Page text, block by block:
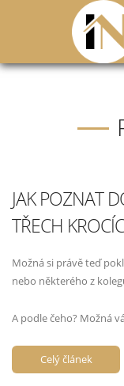
JAK POZNAT
TŘECH
Možná si právě teď
nebo některého z
A podle čeho? Možná
Celý článek